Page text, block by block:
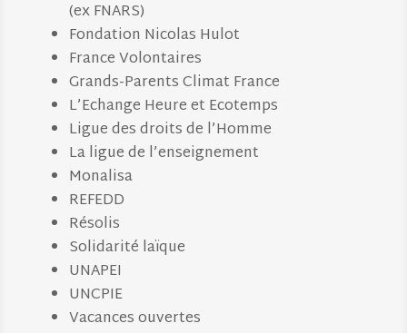
(ex FNARS)
Fondation Nicolas Hulot
France Volontaires
Grands-Parents Climat France
L’Echange Heure et Ecotemps
Ligue des droits de l’Homme
La ligue de l’enseignement
Monalisa
REFEDD
Résolis
Solidarité laïque
UNAPEI
UNCPIE
Vacances ouvertes